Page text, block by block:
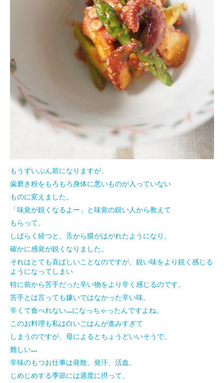
もうずいぶん前になりますが、
歯磨き粉をもろもろ身体に悪いものが入っていない
ものに変えました。
「味覚が鋭くなるよー」と味覚の鋭い人から教えて
もらって。
しばらく経つと、舌から膜がはがれたようになり、
確かに感覚が鋭くなりました。
それはとても喜ばしいことなのですが、鋭い味をより鋭く感じる
ようになってしまい
特に前から苦手だった辛い物をより辛く感じるのです。
苦手とは言っても嫌いではなかった辛い味。
辛くて食べれない...になっちゃったんですよね。
このお料理も私は白いごはんが進みすぎて
しまうのですが、母によるとちょうどいいそうで。
難しい...
辛味のもつお仕事は発散、発汗、活血。
じめじめする季節には適度に摂って、